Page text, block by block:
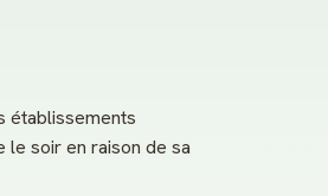
établissements
le soir en raison de sa